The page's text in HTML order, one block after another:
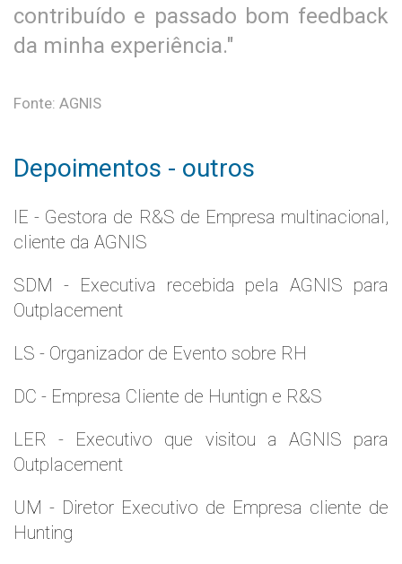
contribuído e passado bom feedback
da minha experiência."
Fonte: AGNIS
Depoimentos - outros
IE - Gestora de R&S de Empresa multinacional,
cliente da AGNIS
SDM - Executiva recebida pela AGNIS para
Outplacement
LS - Organizador de Evento sobre RH
DC - Empresa Cliente de Huntign e R&S
LER - Executivo que visitou a AGNIS para
Outplacement
UM - Diretor Executivo de Empresa cliente de
Hunting